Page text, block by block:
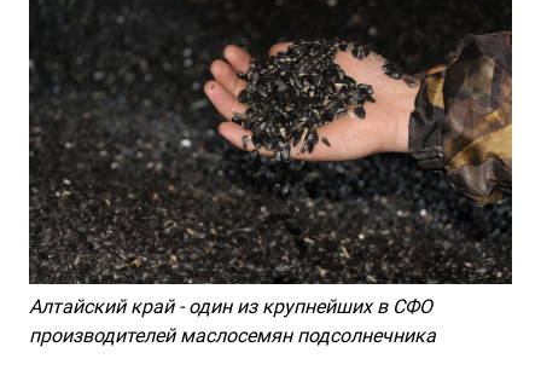
Алтайский край - один из крупнейших в СФО
производителей маслосемян подсолнечника